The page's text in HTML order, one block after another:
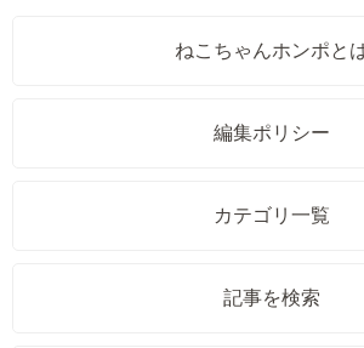
ねこちゃんホンポと
編集ポリシー
カテゴリ一覧
記事を検索